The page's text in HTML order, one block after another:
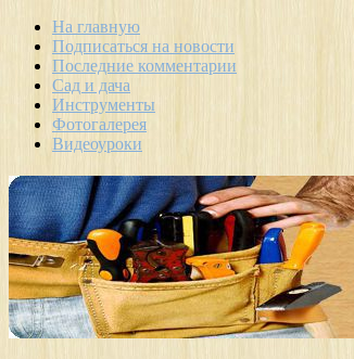
На главную
Подписаться на новости
Последние комментарии
Сад и дача
Инструменты
Фотогалерея
Видеоуроки